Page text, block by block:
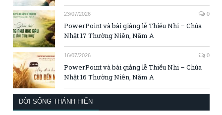
23/07/2026 0
PowerPoint và bài giảng lễ Thiếu Nhi – Chúa
Nhật 17 Thường Niên, Năm A
16/07/2026 0
PowerPoint và bài giảng lễ Thiếu Nhi – Chúa
Nhật 16 Thường Niên, Năm A
ĐỜI SỐNG THÁNH HIẾN